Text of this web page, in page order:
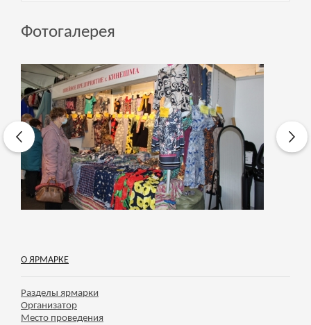
Фотогалерея
О ЯРМАРКЕ
Разделы ярмарки
Организатор
Место проведения